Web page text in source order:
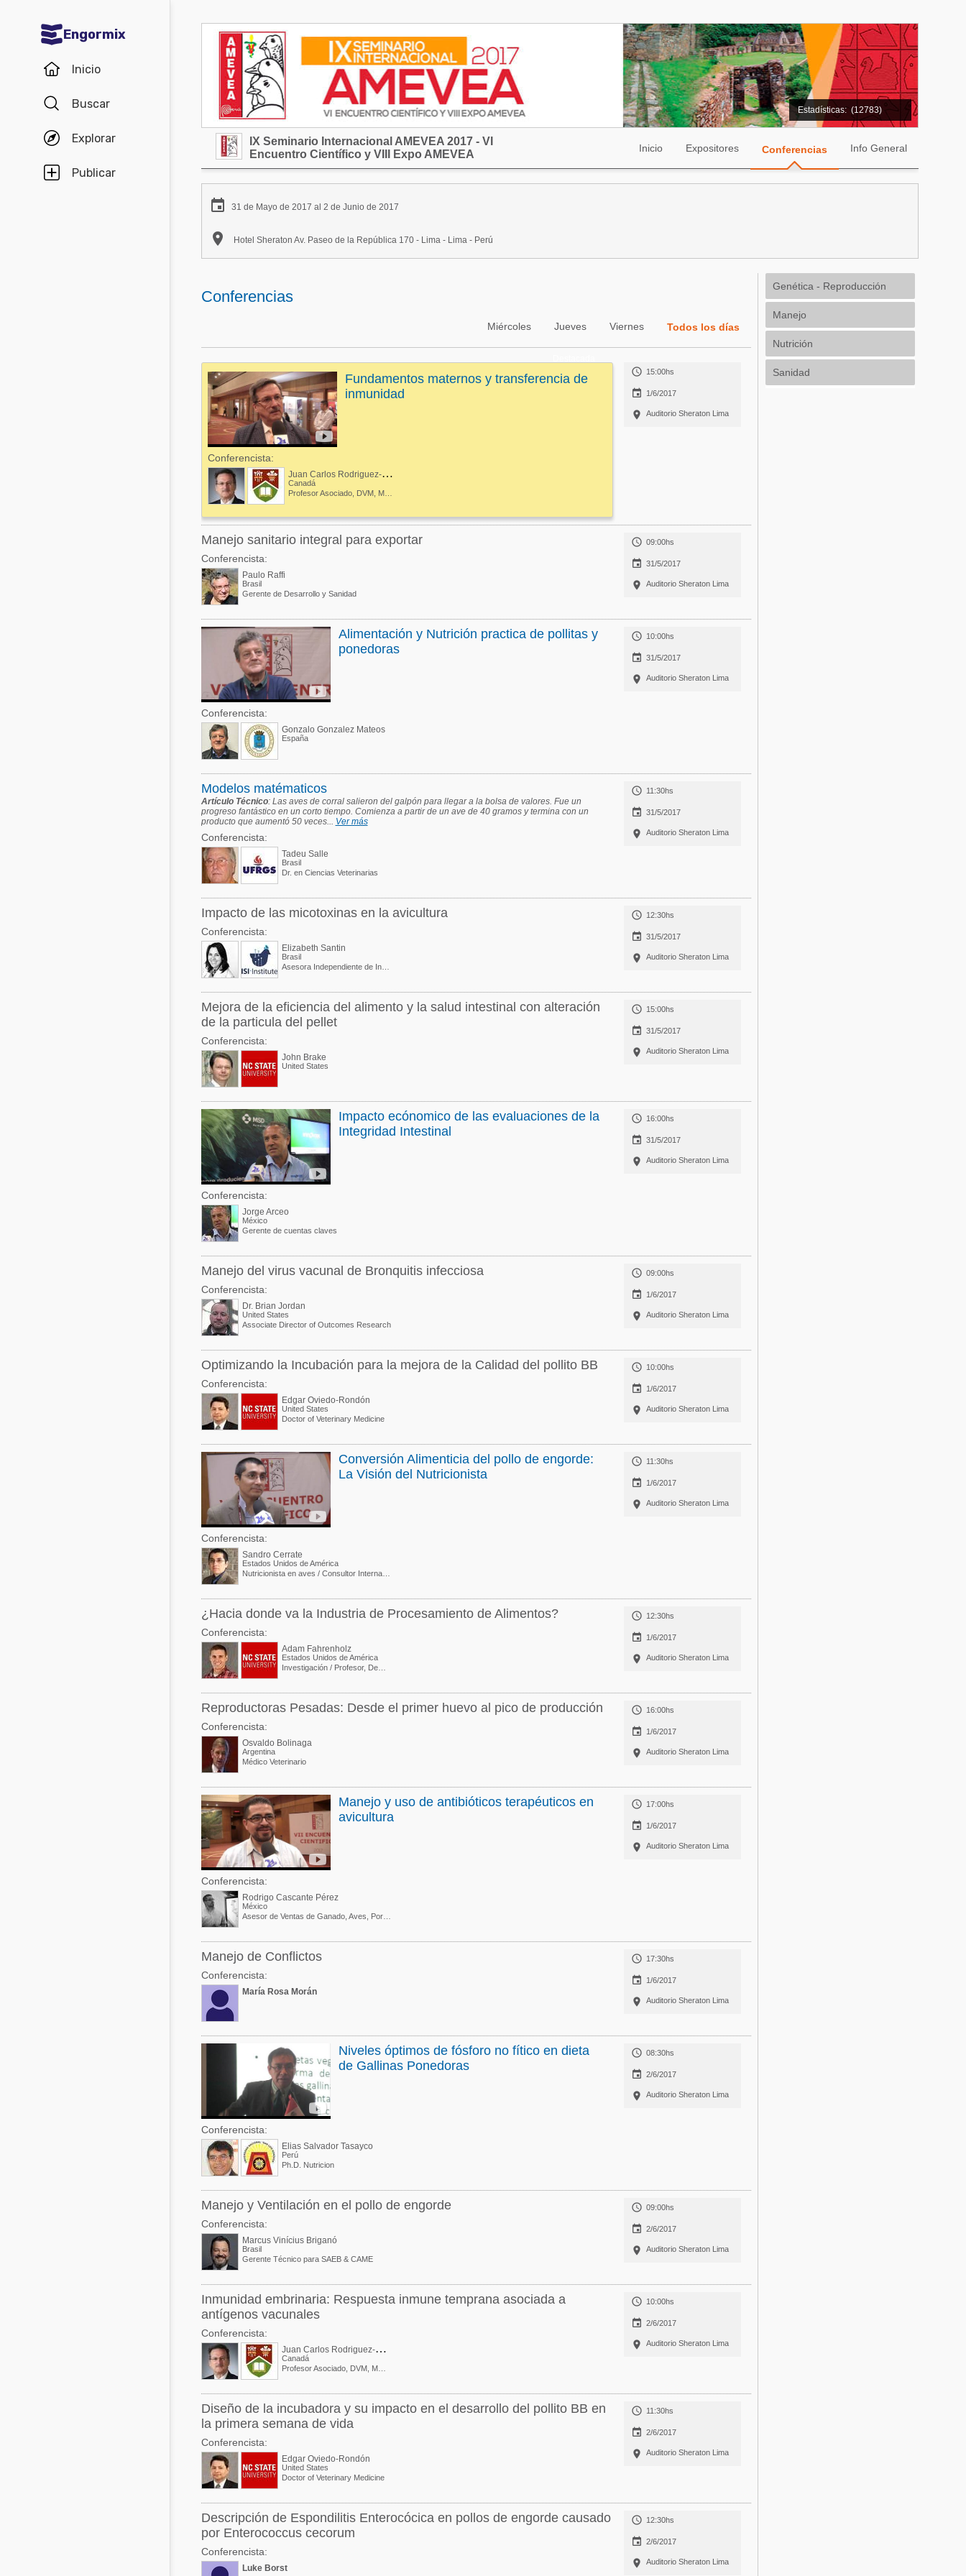
Engormix
Inicio
Buscar
Explorar
Publicar
Comunidades en español
Balanceados - Piensos
Ganadería
Porcicultura
Micotoxinas
Avicultura
Porcicultura
Balanceados - Piensos
Comunidades en portugués
Micotoxinas
Avicultura
Porcicultura
Ganadería
Estadísticas: (12783)
IX Seminario Internacional AMEVEA 2017 - VI
Encuentro Científico y VIII Expo AMEVEA
Inicio Expositores Conferencias Info General
 31 de Mayo de 2017 al 2 de Junio de 2017
 Hotel Sheraton Av. Paseo de la República 170 - Lima - Lima - Perú
Conferencias
Miércoles Jueves Viernes Todos los días
Fundamentos maternos y transferencia de
inmunidad
Conferencista:
J
uan Carlos Rodriguez-Lecompte
Canadá
 15:00hs
 1/6/2017
 Auditorio Sheraton Lima
Manejo sanitario integral para exportar
Conferencista:
Paulo Raffi
Brasil
Gerente de Desarrollo y Sanidad
 09:00hs
 31/5/2017
 Auditorio Sheraton Lima
Alimentación y Nutrición practica de pollitas y
ponedoras
Conferencista:
Gonzalo Gonzalez Mateos
España
 10:00hs
 31/5/2017
 Auditorio Sheraton Lima
Modelos matématicos
Artículo Técnico: Las aves de corral salieron del galpón para llegar a la bolsa de valores. Fue un
progreso fantástico en un corto tiempo. Comienza a partir de un ave de 40 gramos y termina con un
producto que aumentó 50 veces... Ver más
Conferencista:
Tadeu Salle
Brasil
Dr. en Ciencias Veterinarias
 11:30hs
 31/5/2017
 Auditorio Sheraton Lima
Impacto de las micotoxinas en la avicultura
Conferencista:
Elizabeth Santin
Brasil
Asesora Independiente de Investigación, Desarrollo y Sostenibilidad y Co-fundadora de I See Inside Institute
 12:30hs
 31/5/2017
 Auditorio Sheraton Lima
Mejora de la eficiencia del alimento y la salud intestinal con alteración
de la particula del pellet
Conferencista:
John Brake
United States
 15:00hs
 31/5/2017
 Auditorio Sheraton Lima
Impacto ecónomico de las evaluaciones de la
Integridad Intestinal
Conferencista:
Jorge Arceo
México
Gerente de cuentas claves
 16:00hs
 31/5/2017
 Auditorio Sheraton Lima
Manejo del virus vacunal de Bronquitis infecciosa
Conferencista:
Dr. Brian Jordan
United States
Associate Director of Outcomes Research
 09:00hs
 1/6/2017
 Auditorio Sheraton Lima
Optimizando la Incubación para la mejora de la Calidad del pollito BB
Conferencista:
Edgar Oviedo-Rondón
United States
Doctor of Veterinary Medicine
 10:00hs
 1/6/2017
 Auditorio Sheraton Lima
Conversión Alimenticia del pollo de engorde:
La Visión del Nutricionista
Conferencista:
Sandro Cerrate
Estados Unidos de América
Nutricionista en aves / Consultor Internacional
 11:30hs
 1/6/2017
 Auditorio Sheraton Lima
¿Hacia donde va la Industria de Procesamiento de Alimentos?
Conferencista:
Adam Fahrenholz
Estados Unidos de América
Investigación / Profesor, Departamento de Ciencia Avícola
 12:30hs
 1/6/2017
 Auditorio Sheraton Lima
Reproductoras Pesadas: Desde el primer huevo al pico de producción
Conferencista:
Osvaldo Bolinaga
Argentina
Médico Veterinario
 16:00hs
 1/6/2017
 Auditorio Sheraton Lima
Manejo y uso de antibióticos terapéuticos en
avicultura
Conferencista:
Rodrigo Cascante Pérez
México
Asesor de Ventas de Ganado, Aves, Porcinos y Lácteos
 17:00hs
 1/6/2017
 Auditorio Sheraton Lima
Manejo de Conflictos
Conferencista:
María Rosa Morán
 17:30hs
 1/6/2017
 Auditorio Sheraton Lima
Niveles óptimos de fósforo no fítico en dieta
de Gallinas Ponedoras
Conferencista:
Elias Salvador Tasayco
Perú
Ph.D. Nutricion
 08:30hs
 2/6/2017
 Auditorio Sheraton Lima
Manejo y Ventilación en el pollo de engorde
Conferencista:
Marcus Vinícius Briganó
Brasil
Gerente Técnico para SAEB & CAME
 09:00hs
 2/6/2017
 Auditorio Sheraton Lima
Inmunidad embrinaria: Respuesta inmune temprana asociada a
antígenos vacunales
Conferencista:
J
uan Carlos Rodriguez-Lecompte
Canadá
Profesor Asociado, DVM, MSc, PhD
 10:00hs
 2/6/2017
 Auditorio Sheraton Lima
Diseño de la incubadora y su impacto en el desarrollo del pollito BB en
la primera semana de vida
Conferencista:
Edgar Oviedo-Rondón
United States
Doctor of Veterinary Medicine
 11:30hs
 2/6/2017
 Auditorio Sheraton Lima
Descripción de Espondilitis Enterocócica en pollos de engorde causado
por Enterococcus cecorum
Conferencista:
Luke Borst
 12:30hs
 2/6/2017
 Auditorio Sheraton Lima
Genética - Reproducción
Manejo
Nutrición
Sanidad